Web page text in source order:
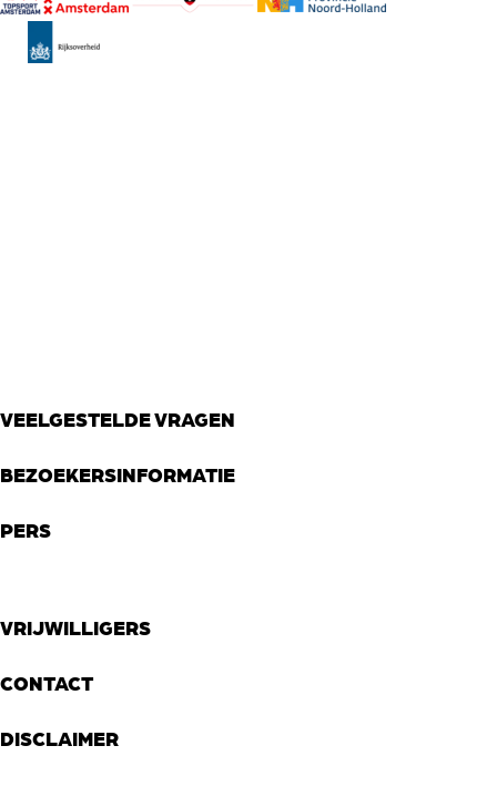
VEELGESTELDE VRAGEN
BEZOEKERSINFORMATIE
PERS
VRIJWILLIGERS
CONTACT
DISCLAIMER